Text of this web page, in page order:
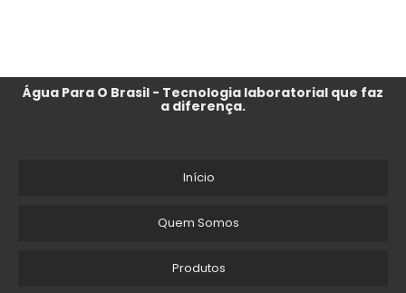
Água Para O Brasil - Tecnologia laboratorial que faz
a diferença.
Início
Quem Somos
Produtos